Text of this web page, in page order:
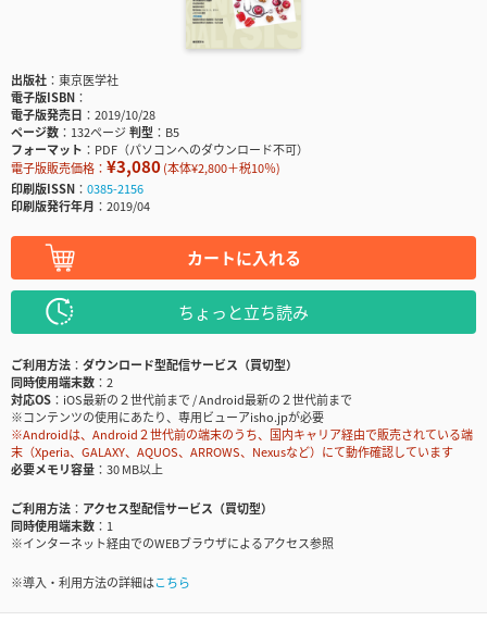
出版社
東京医学社
電子版ISBN
電子版発売日
2019/10/28
ページ数
132ページ判型
B5
フォーマット
PDF（パソコンへのダウンロード不可）
電子版販売価格： ¥3,080(本体¥2,800＋税10％)
印刷版ISSN
0385-2156
印刷版発行年月
2019/04
カートに入れる
ちょっと立ち読み
ご利用方法
ダウンロード型配信サービス（買切型）
同時使用端末数
2
対応OS
iOS最新の２世代前まで / Android最新の２世代前まで
※コンテンツの使用にあたり、専用ビューアisho.jpが必要
※Androidは、Android２世代前の端末のうち、国内キャリア経由で販売されている端
末（Xperia、GALAXY、AQUOS、ARROWS、Nexusなど）にて動作確認しています
必要メモリ容量
30 MB以上
ご利用方法
アクセス型配信サービス（買切型）
同時使用端末数
1
※インターネット経由でのWEBブラウザによるアクセス参照
※導入・利用方法の詳細はこちら